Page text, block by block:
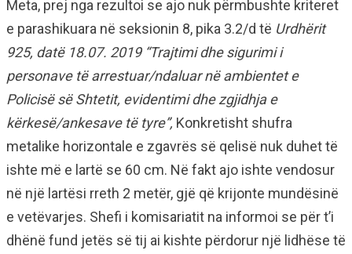
Meta, prej nga rezultoi se ajo nuk përmbushte kriteret
e parashikuara në seksionin 8, pika 3.2/d të Urdhërit
925, datë 18.07. 2019 “Trajtimi dhe sigurimi i
personave të arrestuar/ndaluar në ambientet e
Policisë së Shtetit, evidentimi dhe zgjidhja e
kërkesë/ankesave të tyre”, Konkretisht shufra
metalike horizontale e zgavrës së qelisë nuk duhet të
ishte më e lartë se 60 cm. Në fakt ajo ishte vendosur
në një lartësi rreth 2 metër, gjë që krijonte mundësinë
e vetëvarjes. Shefi i komisariatit na informoi se për t’i
dhënë fund jetës së tij ai kishte përdorur një lidhëse të